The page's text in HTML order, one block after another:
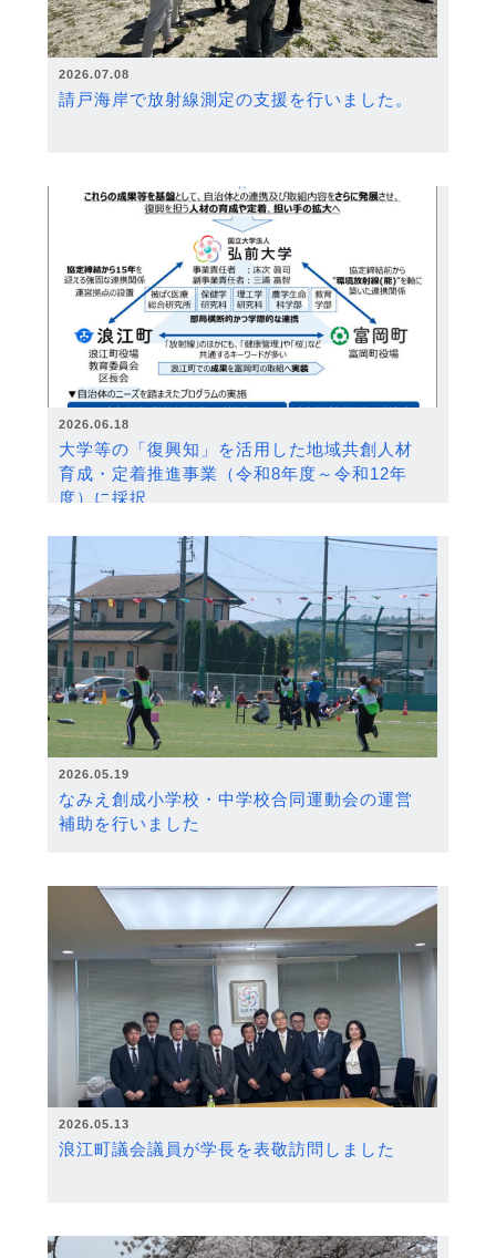
2026.07.08
請戸海岸で放射線測定の支援を行いました。
2026.06.18
大学等の「復興知」を活用した地域共創人材
育成・定着推進事業（令和8年度～令和12年
度）に採択
2026.05.19
なみえ創成小学校・中学校合同運動会の運営
補助を行いました
2026.05.13
浪江町議会議員が学長を表敬訪問しました